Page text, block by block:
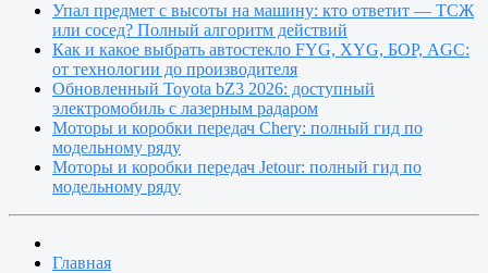
Упал предмет с высоты на машину: кто ответит — ТСЖ
или сосед? Полный алгоритм действий
Как и какое выбрать автостекло FYG, XYG, БОР, AGC:
от технологии до производителя
Обновленный Toyota bZ3 2026: доступный
электромобиль с лазерным радаром
Моторы и коробки передач Chery: полный гид по
модельному ряду
Моторы и коробки передач Jetour: полный гид по
модельному ряду
Главная